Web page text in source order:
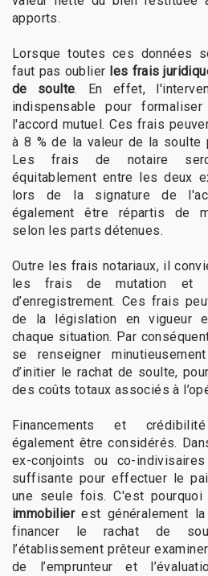
apports.
Lorsque toutes ces données
faut pas oublier les frais
de soulte. En effet,
indispensable pour
l'accord mutuel. Ces frais
à 8 % de la valeur de la soulte
Les frais de notaire
équitablement entre les deux
lors de la signature de
également être répartis de
selon les parts détenues.
Outre les frais notariaux, il
les frais de mutation et
d’enregistrement. Ces frais
de la législation en vigueur
chaque situation. Par
se renseigner
d’initier le rachat de soulte,
des coûts totaux associés à
Financements et
également être considérés.
ex-conjoints ou co-
suffisante pour effectuer le
une seule fois. C'est
immobilierest généralement
financer le rachat de
l’établissement prêteur
de l’emprunteur et